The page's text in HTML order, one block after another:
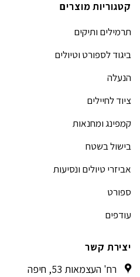
קטגוריות מוצרים
תרמילים ותיקים
ביגוד לספורט וטיולים
הנעלה
ציוד לחיילים
קמפינג ומחנאות
בישול בשטח
אביזרי טיולים ונסיעות
ספורט
עודפים
יצירת קשר
רח' העצמאות 53, חיפה